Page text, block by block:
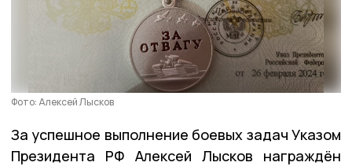
Фото: Алексей Лысков
За успешное выполнение боевых задач Указом
Президента РФ Алексей Лысков награждён